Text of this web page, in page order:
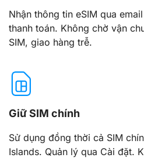
Nhận thông tin eSIM qua
thanh toán. Không chờ vận
SIM, giao hàng trễ.
Giữ SIM chính
Sử dụng đồng thời cả SIM
Islands. Quản lý qua Cài đặt.